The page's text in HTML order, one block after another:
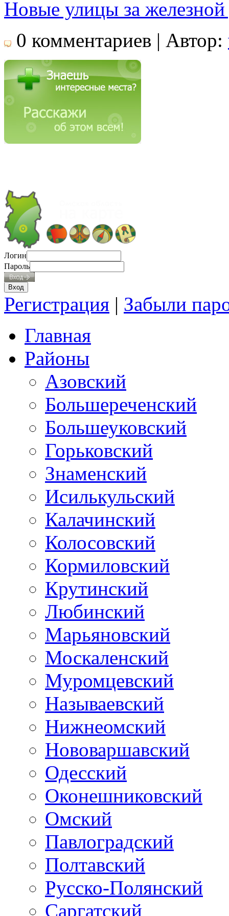
Новые улицы за
0 комментариев | Автор:
Логин
Пароль
Регистрация | Забыли
Главная
Районы
Азовский
Большереченский
Большеуковский
Горьковский
Знаменский
Исилькульский
Калачинский
Колосовский
Кормиловский
Крутинский
Любинский
Марьяновский
Москаленский
Муромцевский
Называевский
Нижнеомский
Нововаршавский
Одесский
Оконешниковский
Омский
Павлоградский
Полтавский
Русско-Полянский
Саргатский